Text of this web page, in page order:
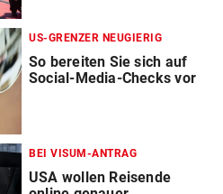
US-GRENZER NEUGIERIG
So bereiten Sie sich auf
Social-Media-Checks vor
BEI VISUM-ANTRAG
USA wollen Reisende